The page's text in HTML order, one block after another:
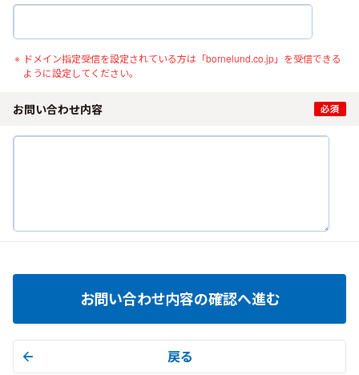
ドメイン指定受信を設定されている方は「bornelund.co.jp」を受信できる
ように設定してください。
お問い合わせ内容
お問い合わせ内容の確認へ進む
戻る